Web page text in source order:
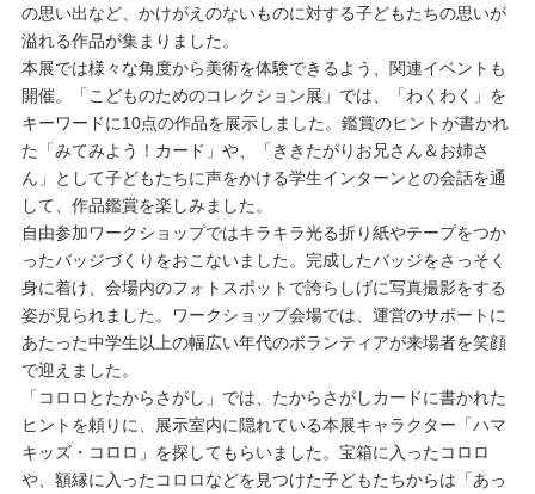
の思い出など、かけがえのないものに対する子どもたちの思いが
溢れる作品が集まりました。
本展では様々な角度から美術を体験できるよう、関連イベントも
開催。「こどものためのコレクション展」では、「わくわく」を
キーワードに10点の作品を展示しました。鑑賞のヒントが書かれ
た「みてみよう！カード」や、「ききたがりお兄さん＆お姉さ
ん」として子どもたちに声をかける学生インターンとの会話を通
して、作品鑑賞を楽しみました。
自由参加ワークショップではキラキラ光る折り紙やテープをつか
ったバッジづくりをおこないました。完成したバッジをさっそく
身に着け、会場内のフォトスポットで誇らしげに写真撮影をする
姿が見られました。ワークショップ会場では、運営のサポートに
あたった中学生以上の幅広い年代のボランティアが来場者を笑顔
で迎えました。
「コロロとたからさがし」では、たからさがしカードに書かれた
ヒントを頼りに、展示室内に隠れている本展キャラクター「ハマ
キッズ・コロロ」を探してもらいました。宝箱に入ったコロロ
や、額縁に入ったコロロなどを見つけた子どもたちからは「あっ